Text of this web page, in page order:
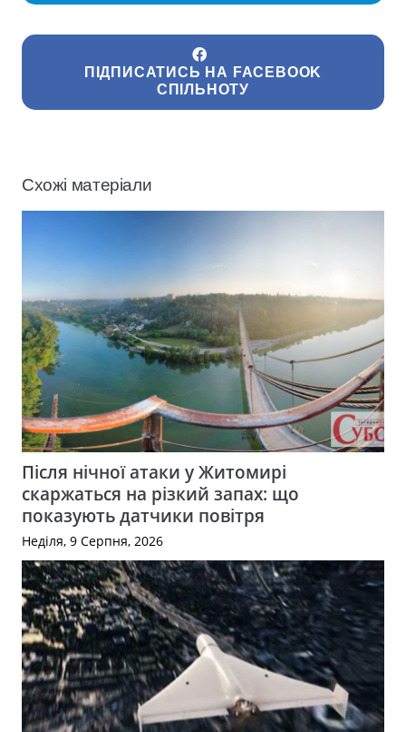
ПІДПИСАТИСЬ НА FACEBOOK
СПІЛЬНОТУ
Схожі матеріали
Після нічної атаки у Житомирі
скаржаться на різкий запах: що
показують датчики повітря
Неділя, 9 Серпня, 2026